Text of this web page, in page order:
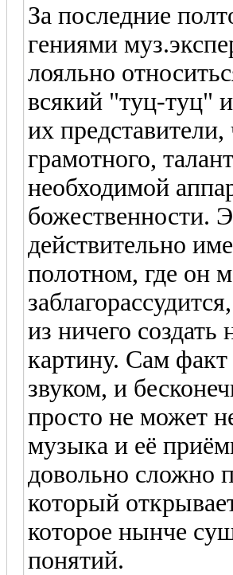
За последние
гениями
лояльно
всякий "туц-туц"
их
грамотного,
необходимой
божественности.
действительно
полотном, где он
из ничего
картину. Сам
звуком, и
просто не может
музыка и её
довольно сложно
который
которое нынче
понятий.